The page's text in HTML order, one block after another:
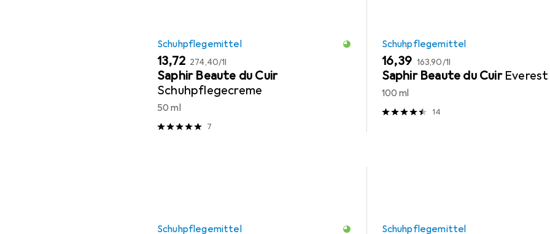
Schuhpflegemittel
EUR
13,72 EUR
274,40/1l
Saphir Beaute du Cuir
Schuhpflegecreme
50 ml
7
Schuhpflegemittel
EUR
16,39 EUR
163,90/1l
Saphir Beaute du Cuir Everest
100 ml
14
Schuhpflegemittel Schuhpflegemittel